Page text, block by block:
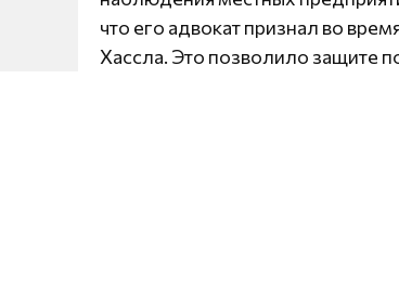
что его адвокат признал во
Хассла. Это позволило защите